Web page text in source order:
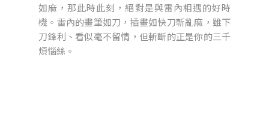
如麻，那此時此刻，絕對是與雷內相遇的好時
機。雷內的畫筆如刀，插畫如快刀斬亂麻，雖下
刀鋒利、看似毫不留情，但斬斷的正是你的三千
煩惱絲。